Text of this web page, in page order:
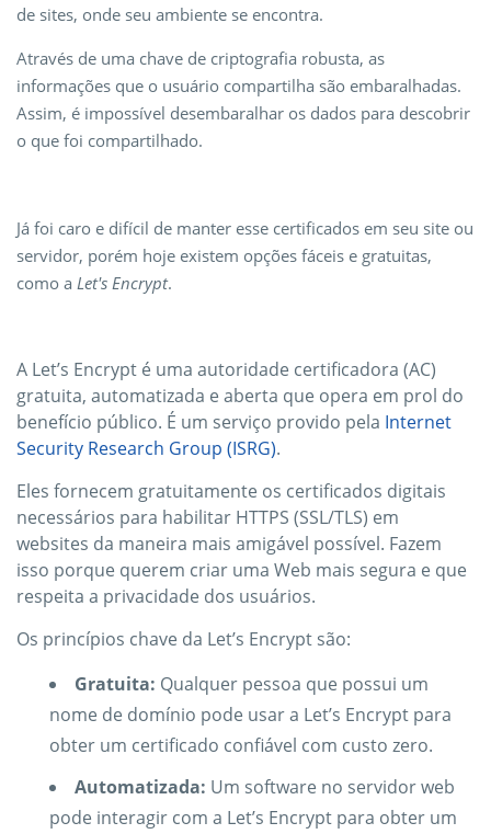
de sites, onde seu ambiente se encontra.
Através de uma chave de criptografia robusta, as
informações que o usuário compartilha são embaralhadas.
Assim, é impossível desembaralhar os dados para descobrir
o que foi compartilhado.
Já foi caro e difícil de manter esse certificados em seu site ou
servidor, porém hoje existem opções fáceis e gratuitas,
como a Let's Encrypt.
A Let’s Encrypt é uma autoridade certificadora (AC)
gratuita, automatizada e aberta que opera em prol do
benefício público. É um serviço provido pela Internet
Security Research Group (ISRG).
Eles fornecem gratuitamente os certificados digitais
necessários para habilitar HTTPS (SSL/TLS) em
websites da maneira mais amigável possível. Fazem
isso porque querem criar uma Web mais segura e que
respeita a privacidade dos usuários.
Os princípios chave da Let’s Encrypt são:
Gratuita: Qualquer pessoa que possui um
nome de domínio pode usar a Let’s Encrypt para
obter um certificado confiável com custo zero.
Automatizada: Um software no servidor web
pode interagir com a Let’s Encrypt para obter um